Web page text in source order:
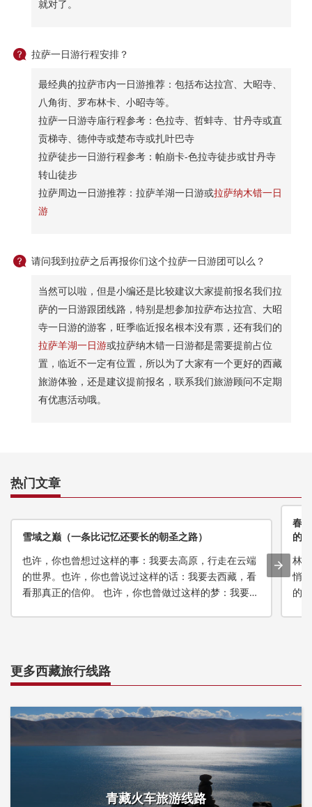
就对了。
 拉萨一日游行程安排？
最经典的拉萨市内一日游推荐：包括布达拉宫、大昭寺、
八角街、罗布林卡、小昭寺等。
拉萨一日游寺庙行程参考：色拉寺、哲蚌寺、甘丹寺或直
贡梯寺、德仲寺或楚布寺或扎叶巴寺
拉萨徒步一日游行程参考：帕崩卡-色拉寺徒步或甘丹寺
转山徒步
拉萨周边一日游推荐：拉萨羊湖一日游或拉萨纳木错一日
游
 请问我到拉萨之后再报你们这个拉萨一日游团可以么？
当然可以啦，但是小编还是比较建议大家提前报名我们拉
萨的一日游跟团线路，特别是想参加拉萨布达拉宫、大昭
寺一日游的游客，旺季临近报名根本没有票，还有我们的
拉萨羊湖一日游或拉萨纳木错一日游都是需要提前占位
置，临近不一定有位置，所以为了大家有一个更好的西藏
旅游体验，还是建议提前报名，联系我们旅游顾问不定期
有优惠活动哦。
热门文章
雪域之巅（一条比记忆还要长的朝圣之路）
也许，你也曾想过这样的事：我要去高原，行走在云端
的世界。也许，你也曾说过这样的话：我要去西藏，看
看那真正的信仰。 也许，你也曾做过这样的梦：我要去
春
的
林
悄
的
更多西藏旅行线路
青藏火车旅游线路